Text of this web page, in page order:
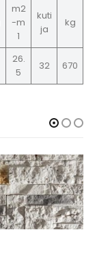
m2
-m
1
kuti
ja
kg
26.
5
32 670